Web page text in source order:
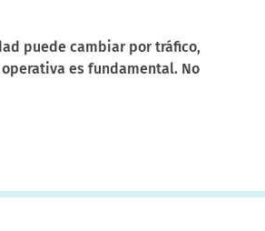
puede cambiar por tráfico,
es fundamental. No